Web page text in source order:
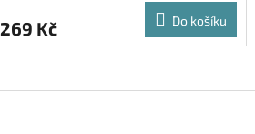
269 Kč Do košíku